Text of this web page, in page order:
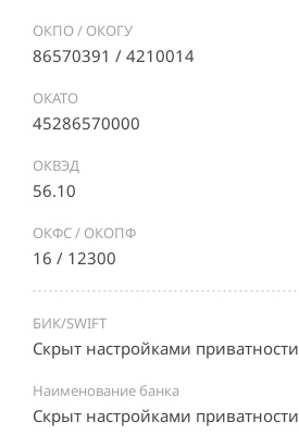
ОКПО / ОКОГУ
86570391 / 4210014
ОКАТО
45286570000
ОКВЭД
56.10
ОКФС / ОКОПФ
16 / 12300
БИК/SWIFT
Скрыт настройками приватности
Наименование банка
Скрыт настройками приватности